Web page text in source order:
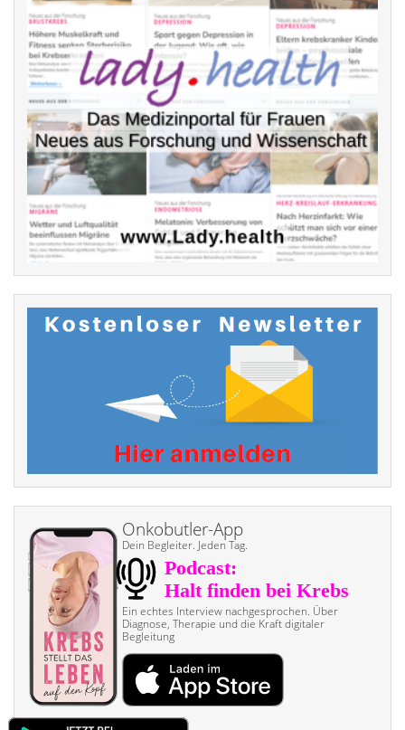
Onkobutler-App
Dein Begleiter. Jeden Tag.
Ein echtes Interview nach­gesprochen. Über
Diagnose, Therapie und die Kraft digitaler
Begleitung